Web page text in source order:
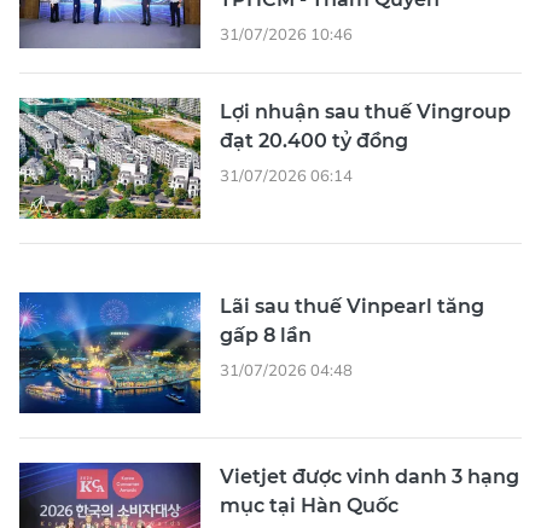
31/07/2026 10:46
Lợi nhuận sau thuế Vingroup
đạt 20.400 tỷ đồng
31/07/2026 06:14
Lãi sau thuế Vinpearl tăng
gấp 8 lần
31/07/2026 04:48
Vietjet được vinh danh 3 hạng
mục tại Hàn Quốc